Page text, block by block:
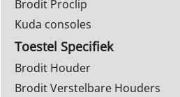
Brodit Proclip
Kuda consoles
Toestel Specifiek
Brodit Houder
Brodit Verstelbare Houders